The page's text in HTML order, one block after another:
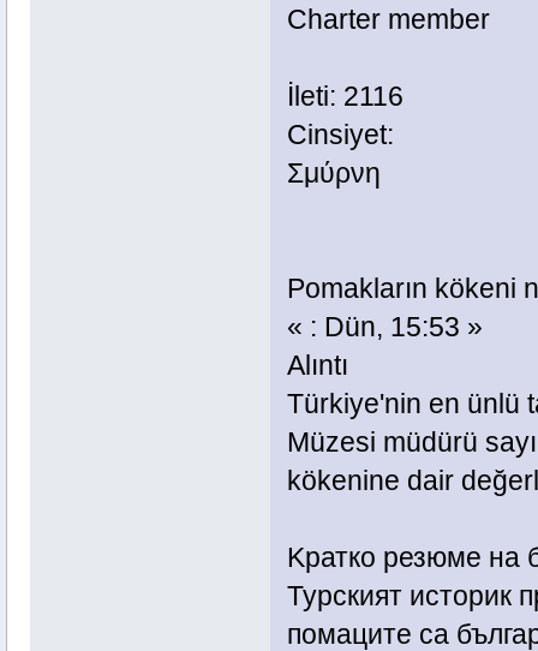
Charter member
İleti: 2116
Cinsiyet:
Σμύρνη
Pomakların kökeni
« : Dün, 15:53 »
Alıntı
Türkiye'nin en ünlü
Müzesi müdürü
kökenine dair
Kратко резюме на
Турският
помаците са